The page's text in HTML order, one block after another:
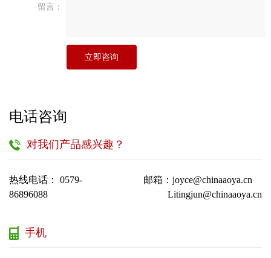
留言：
立即咨询
电话咨询
对我们产品感兴趣？
热线电话： 0579-
86896088
邮箱：joyce@chinaaoya.cn
Litingjun@chinaaoya.cn
手机